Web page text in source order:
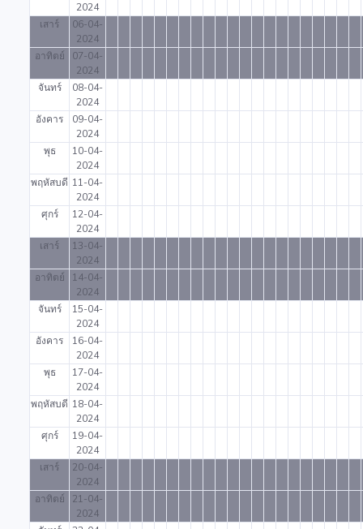
2024
เสาร์
06-04-
2024
อาทิตย์
07-04-
2024
จันทร์
08-04-
2024
อังคาร
09-04-
2024
พุธ
10-04-
2024
พฤหัสบดี 11-04-
2024
ศุกร์
12-04-
2024
เสาร์
13-04-
2024
อาทิตย์
14-04-
2024
จันทร์
15-04-
2024
อังคาร
16-04-
2024
พุธ
17-04-
2024
พฤหัสบดี 18-04-
2024
ศุกร์
19-04-
2024
เสาร์
20-04-
2024
อาทิตย์
21-04-
2024